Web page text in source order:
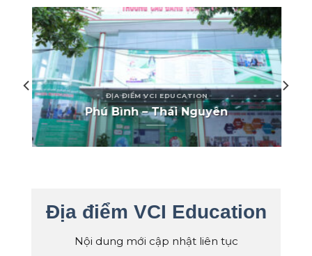
ĐỊA ĐIỂM VCI EDUCATION
Phú Bình – Thái Nguyên
Địa điểm VCI Education
Nội dung mới cập nhật liên tục